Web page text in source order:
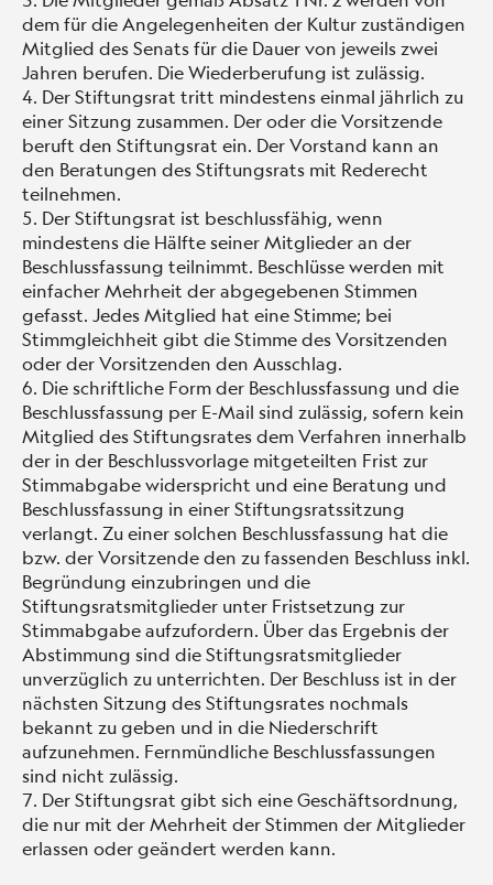
dem für die Angelegenheiten der Kultur zuständigen
Mitglied des Senats für die Dauer von jeweils zwei
Jahren berufen. Die Wiederberufung ist zulässig.
Der Stiftungsrat tritt mindestens einmal jährlich zu
einer Sitzung zusammen. Der oder die Vorsitzende
beruft den Stiftungsrat ein. Der Vorstand kann an
den Beratungen des Stiftungsrats mit Rederecht
teilnehmen.
Der Stiftungsrat ist beschlussfähig, wenn
mindestens die Hälfte seiner Mitglieder an der
Beschlussfassung teilnimmt. Beschlüsse werden mit
einfacher Mehrheit der abgegebenen Stimmen
gefasst. Jedes Mitglied hat eine Stimme; bei
Stimmgleichheit gibt die Stimme des Vorsitzenden
oder der Vorsitzenden den Ausschlag.
Die schriftliche Form der Beschlussfassung und die
Beschlussfassung per E-Mail sind zulässig, sofern kein
Mitglied des Stiftungsrates dem Verfahren innerhalb
der in der Beschlussvorlage mitgeteilten Frist zur
Stimmabgabe widerspricht und eine Beratung und
Beschlussfassung in einer Stiftungsratssitzung
verlangt. Zu einer solchen Beschlussfassung hat die
bzw. der Vorsitzende den zu fassenden Beschluss inkl.
Begründung einzubringen und die
Stiftungsratsmitglieder unter Fristsetzung zur
Stimmabgabe aufzufordern. Über das Ergebnis der
Abstimmung sind die Stiftungsratsmitglieder
unverzüglich zu unterrichten. Der Beschluss ist in der
nächsten Sitzung des Stiftungsrates nochmals
bekannt zu geben und in die Niederschrift
aufzunehmen. Fernmündliche Beschlussfassungen
sind nicht zulässig.
Der Stiftungsrat gibt sich eine Geschäftsordnung,
die nur mit der Mehrheit der Stimmen der Mitglieder
erlassen oder geändert werden kann.